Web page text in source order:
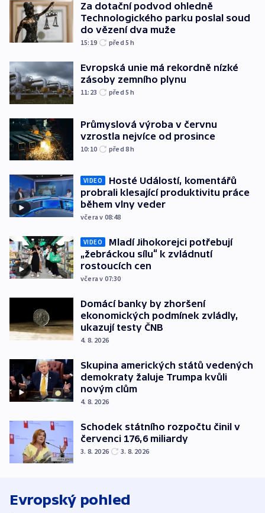
Za dotační podvod ohledně
Technologického parku poslal soud
do vězení dva muže
15:19 před 5h
Evropská unie má rekordně nízké
zásoby zemního plynu
11:23 před 5h
Průmyslová výroba v červnu
vzrostla nejvíce od prosince
10:10 před 8h
VIDEO
Hosté Událostí, komentářů
probrali klesající produktivitu práce
během vlny veder
včera v 08:48
VIDEO
Mladí Jihokorejci potřebují
„žebráckou sílu“ k zvládnutí
rostoucích cen
včera v 07:30
Domácí banky by zhoršení
ekonomických podmínek zvládly,
ukazují testy ČNB
4. 8. 2026
Skupina amerických států vedených
demokraty žaluje Trumpa kvůli
novým clům
4. 8. 2026
Schodek státního rozpočtu činil v
červenci 176,6 miliardy
3. 8. 2026 3. 8. 2026
Evropský pohled